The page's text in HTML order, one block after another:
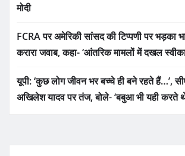
मोदी
FCRA पर अमेरिकी सांसद की टिप्पणी पर भड़का
करारा जवाब, कहा- ‘आंतरिक मामलों में दखल
यूपी: ‘कुछ लोग जीवन भर बच्चे ही बने रहते हैं…’,
अखिलेश यादव पर तंज, बोले- ‘बबुआ भी यही करते